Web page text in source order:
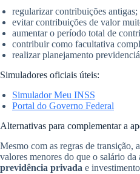
regularizar contribuições antigas;
evitar contribuições de valor
aumentar o período total de
contribuir como facultativa
realizar planejamento
Simuladores oficiais úteis:
Simulador Meu INSS
Portal do Governo Federal
Alternativas para complementar a
Mesmo com as regras de transição,
valores menores do que o salário
previdência privada e